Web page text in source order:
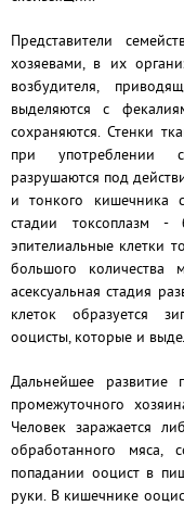
Представители
хозяевами, в их
возбудителя,
выделяются с
сохраняются. Стенки
при употреблении
разрушаются под
и тонкого кишечника
стадии токсоплазм -
эпителиальные клетки
большого количества
асексуальная стадия
клеток образуется
ооцисты, которые и
Дальнейшее развитие
промежуточного
Человек заражается
обработанного мяса,
попадании ооцист в
руки. В кишечнике